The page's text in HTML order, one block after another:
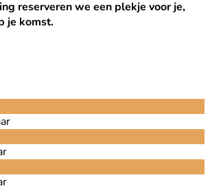
reserveren we een plekje voor je,
je komst.